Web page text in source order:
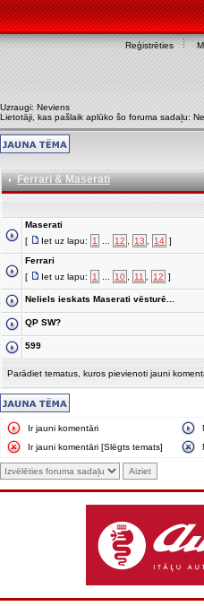
Reģistrēties
Uzraugi: Neviens
Lietotāji, kas pašlaik aplūko šo foruma sadaļu:
Ferrari & Maserati
Maserati
[
Iet uz lapu: 1 12 13 14 ]
Ferrari
[
Iet uz lapu: 1 10 11 12 ]
Neliels ieskats Maserati vēsturē...
QP SW?
599
Parādiet tematus, kuros pievienoti jauni
Ir jauni komentāri
Ir jauni komentāri [Slēgts temats]